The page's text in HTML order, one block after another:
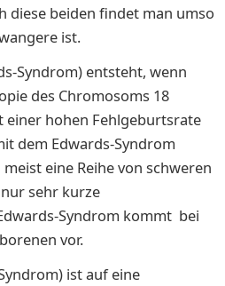
diese beiden findet man umso
ist.
Syndrom) entsteht, wenn
des Chromosoms 18
einer hohen Fehlgeburtsrate
dem Edwards-Syndrom
eine Reihe von schweren
sehr kurze
Syndrom kommt bei
vor.
ist auf eine